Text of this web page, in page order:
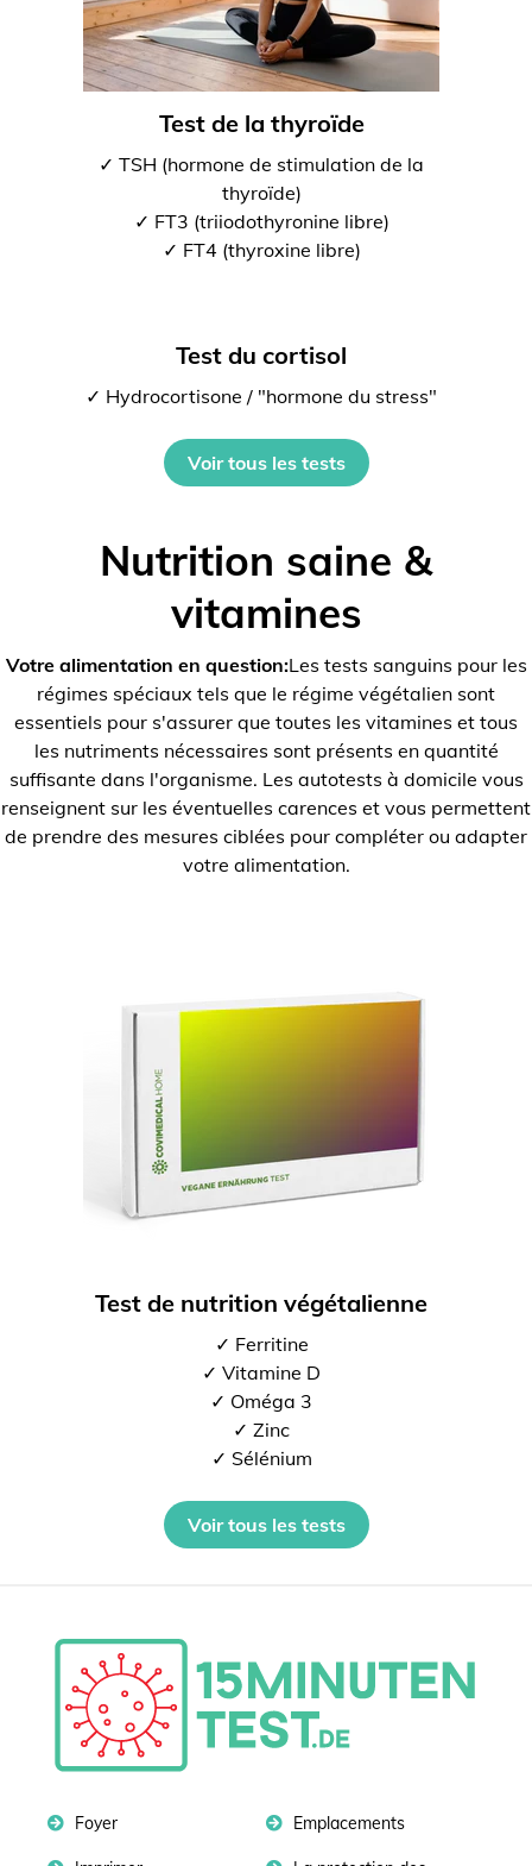
Test de la thyroïde
✓ TSH (hormone de stimulation de la
thyroïde)
✓ FT3 (triiodothyronine libre)
✓ FT4 (thyroxine libre)
Test du cortisol
✓ Hydrocortisone / "hormone du stress"
Voir tous les tests
Nutrition saine &
vitamines
Votre alimentation en question:Les tests sanguins pour les
régimes spéciaux tels que le régime végétalien sont
essentiels pour s'assurer que toutes les vitamines et tous
les nutriments nécessaires sont présents en quantité
suffisante dans l'organisme. Les autotests à domicile vous
renseignent sur les éventuelles carences et vous permettent
de prendre des mesures ciblées pour compléter ou adapter
votre alimentation.
Test de nutrition végétalienne
✓ Ferritine
✓ Vitamine D
✓ Oméga 3
✓ Zinc
✓ Sélénium
Voir tous les tests
Foyer Emplacements